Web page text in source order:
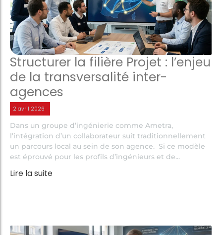
Structurer la filière Projet : l’enjeu
de la transversalité inter-
agences
2 avril 2026
Dans un groupe d’ingénierie comme Ametra,
l’intégration d’un collaborateur suit traditionnellement
un parcours local au sein de son agence. Si ce modèle
est éprouvé pour les profils d’ingénieurs et de...
Lire la suite